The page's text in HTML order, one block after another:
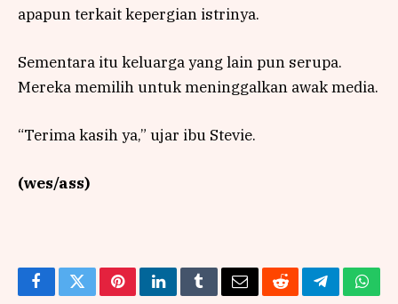
apapun terkait kepergian istrinya.
Sementara itu keluarga yang lain pun serupa.
Mereka memilih untuk meninggalkan awak media.
“Terima kasih ya,” ujar ibu Stevie.
(wes/ass)
FacebookTwitterPinterestLinkedInTumblrEmailRedditTelegram